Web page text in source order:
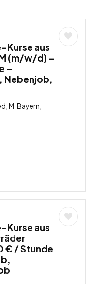
Kurse aus
(m/w/d) –
–
Nebenjob,
M, Bayern,
Kurse aus
€ / Stunde